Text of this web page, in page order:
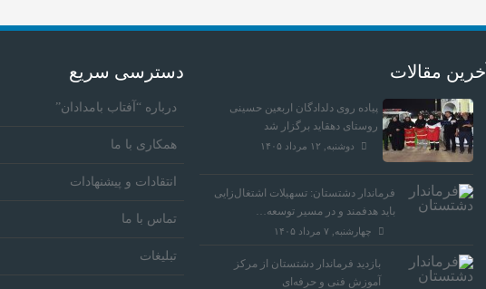
آخرین مقالات
پیاده روی دلدادگان اربعین حسینی
روستای دهقاید برگزار شد
دوشنبه, ۱۲ مرداد ۱۴۰۵
فرماندار دشتستان: تسهیلات اشتغال‌زایی
باید هدفمند و در مسیر توسعه…
چهارشنبه, ۷ مرداد ۱۴۰۵
بازدید فرماندار دشتستان از مرکز
آموزش فنی و حرفه‌ای
دسترسی سریع
درباره “آفتاب بامدادان”
همکاری با ما
انتقادات و پیشنهادات
تماس با ما
تبلیغات